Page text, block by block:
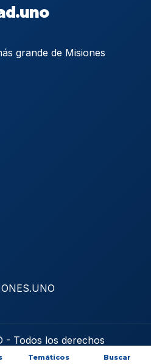
grande de Misiones
- Todos los derechos
Temáticos Buscar